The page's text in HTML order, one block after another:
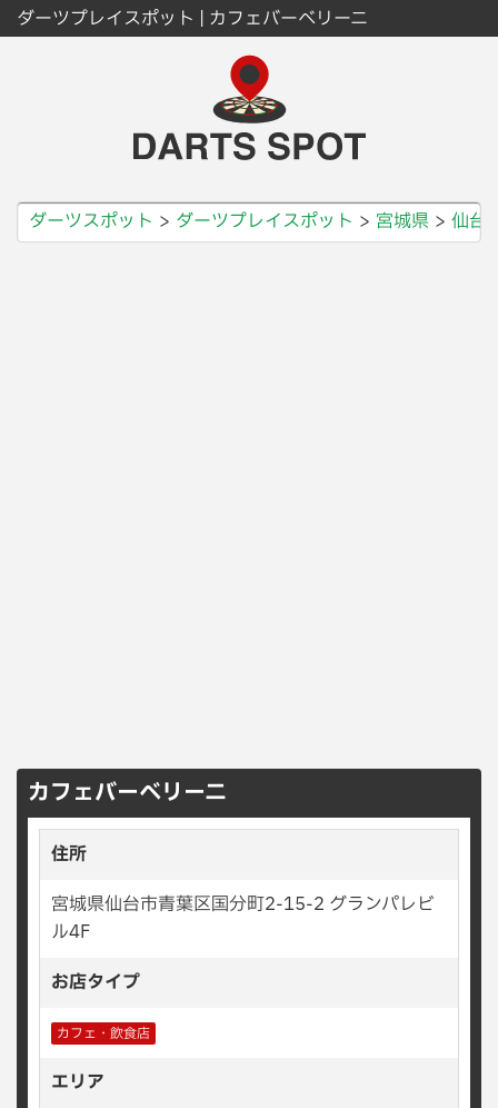
ダーツプレイスポット | カフェバーベリーニ
ダーツスポット ダーツプレイスポット 宮城県 仙台
カフェバーベリーニ
住所
宮城県仙台市青葉区国分町2-15-2 グランパレビ
ル4F
お店タイプ
カフェ・飲食店
エリア